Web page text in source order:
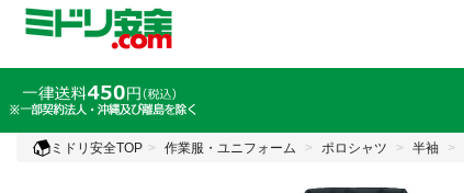
ミドリ安全TOP 作業服・ユニフォーム ポロシャツ 半袖